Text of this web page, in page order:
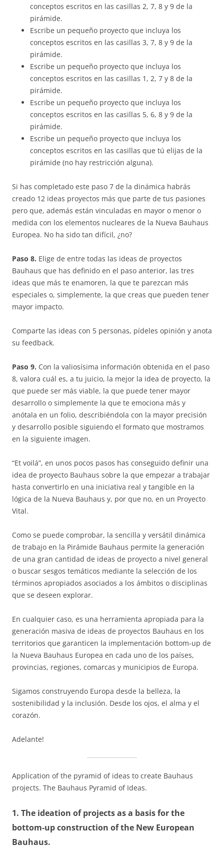
conceptos escritos en las casillas 2, 7, 8 y 9 de la
pirámide.
Escribe un pequeño proyecto que incluya los
conceptos escritos en las casillas 3, 7, 8 y 9 de la
pirámide.
Escribe un pequeño proyecto que incluya los
conceptos escritos en las casillas 1, 2, 7 y 8 de la
pirámide.
Escribe un pequeño proyecto que incluya los
conceptos escritos en las casillas 5, 6, 8 y 9 de la
pirámide.
Escribe un pequeño proyecto que incluya los
conceptos escritos en las casillas que tú elijas de la
pirámide (no hay restricción alguna).
Si has completado este paso 7 de la dinámica habrás
creado 12 ideas proyectos más que parte de tus pasiones
pero que, además están vinculadas en mayor o menor o
medida con los elementos nucleares de la Nueva Bauhaus
Europea. No ha sido tan difícil, ¿no?
Paso 8. Elige de entre todas las ideas de proyectos
Bauhaus que has definido en el paso anterior, las tres
ideas que más te enamoren, la que te parezcan más
especiales o, simplemente, la que creas que pueden tener
mayor impacto.
Comparte las ideas con 5 personas, pídeles opinión y anota
su feedback.
Paso 9. Con la valiosísima información obtenida en el paso
8, valora cuál es, a tu juicio, la mejor la idea de proyecto, la
que puede ser más viable, la que puede tener mayor
desarrollo o simplemente la que te emociona más y
anótala en un folio, describiéndola con la mayor precisión
y desarrollo posible siguiendo el formato que mostramos
en la siguiente imagen.
“Et voilá”, en unos pocos pasos has conseguido definir una
idea de proyecto Bauhaus sobre la que empezar a trabajar
hasta convertirlo en una iniciativa real y tangible en la
lógica de la Nueva Bauhaus y, por que no, en un Proyecto
Vital.
Como se puede comprobar, la sencilla y versátil dinámica
de trabajo en la Pirámide Bauhaus permite la generación
de una gran cantidad de ideas de proyecto a nivel general
o buscar sesgos temáticos mediante la selección de los
términos apropiados asociados a los ámbitos o disciplinas
que se deseen explorar.
En cualquier caso, es una herramienta apropiada para la
generación masiva de ideas de proyectos Bauhaus en los
territorios que garanticen la implementación bottom-up de
la Nueva Bauhaus Europea en cada uno de los países,
provincias, regiones, comarcas y municipios de Europa.
Sigamos construyendo Europa desde la belleza, la
sostenibilidad y la inclusión. Desde los ojos, el alma y el
corazón.
Adelante!
Application of the pyramid of ideas to create Bauhaus
projects. The Bauhaus Pyramid of Ideas.
1. The ideation of projects as a basis for the
bottom-up construction of the New European
Bauhaus.